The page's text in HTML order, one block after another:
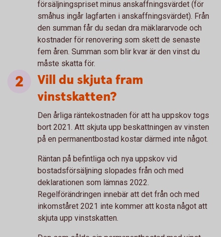
försäljningspriset minus anskaffningsvärdet (för
småhus ingår lagfarten i anskaffningsvärdet). Från
den summan får du sedan dra mäklararvode och
kostnader för renovering som skett de senaste
fem åren. Summan som blir kvar är den vinst du
måste skatta för.
Vill du skjuta fram
vinstskatten?
Den årliga räntekostnaden för att ha uppskov togs
bort 2021. Att skjuta upp beskattningen av vinsten
på en permanentbostad kostar därmed inte något.
Räntan på befintliga och nya uppskov vid
bostadsförsäljning slopades från och med
deklarationen som lämnas 2022.
Regelförändringen innebär att det från och med
inkomståret 2021 inte kommer att kosta något att
skjuta upp vinstskatten.